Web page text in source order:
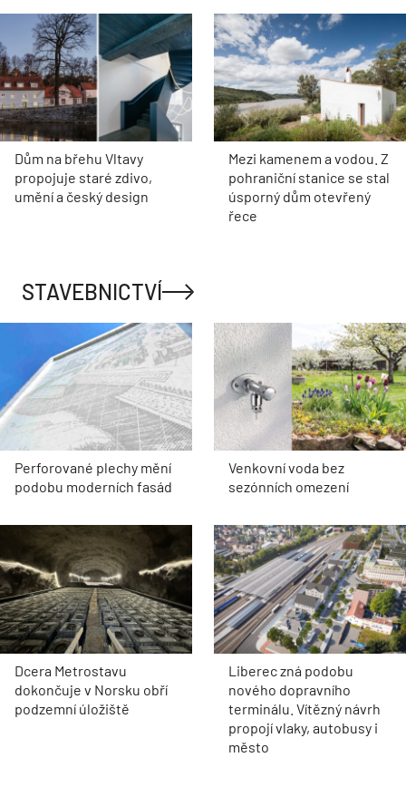
Dům na břehu Vltavy
propojuje staré zdivo,
umění a český design
Mezi kamenem a vodou. Z
pohraniční stanice se stal
úsporný dům otevřený
řece
STAVEBNICTVÍ
Perforované plechy mění
podobu moderních fasád
Venkovní voda bez
sezónních omezení
Dcera Metrostavu
dokončuje v Norsku obří
podzemní úložiště
Liberec zná podobu
nového dopravního
terminálu. Vítězný návrh
propojí vlaky, autobusy i
město